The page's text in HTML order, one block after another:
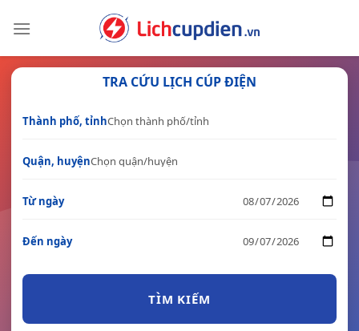
TRA CỨU LỊCH CÚP ĐIỆN
Thành phố, tỉnh
Quận, huyện
Từ ngày
Đến ngày
TÌM KIẾM